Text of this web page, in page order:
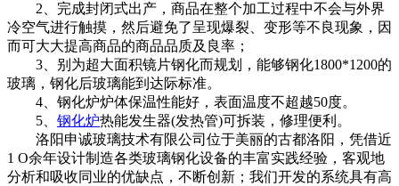
2、完成封闭式出产，商品在整个加工过程中不会与外界
冷空气进行触摸，然后避免了呈现爆裂、变形等不良现象，因
而可大大提高商品的商品品质及良率；
3、别为超大面积镜片钢化而规划，能够钢化1800*1200的
玻璃，钢化后玻璃能到达际标准。
4、钢化炉炉体保温性能好，表面温度不超越50度。
5、 钢化炉热能发生器(发热管)可拆装，修理便利。
洛阳申诚玻璃技术有限公司位于美丽的古都洛阳，凭借近
1 O余年设计制造各类玻璃钢化设备的丰富实践经验，客观地
分析和吸收同业的优缺点，不断创新；我们开发的系统具有高